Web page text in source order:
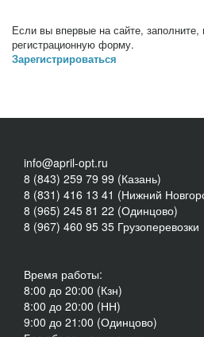
Если вы впервые на сайте, заполните,
регистрационную форму.
Зарегистрироваться
info@april-opt.ru
8 (843) 259 79 99 (Казань)
8 (831) 416 13 41 (Нижний
8 (965) 245 81 22 (Одинцово)
8 (967) 460 95 35 Грузоперевозки
Время работы:
8:00 до 20:00 (Кзн)
8:00 до 20:00 (НН)
9:00 до 21:00 (Одинцово)